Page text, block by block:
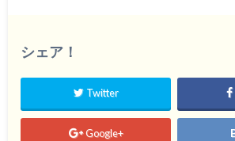
シェア！
Twitter
Google+